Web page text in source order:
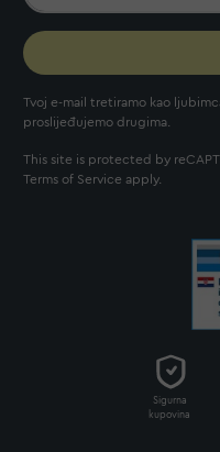
Tvoj e-mail tretiramo kao
proslijeđujemo drugima.
This site is protected by
Terms of Service apply.
Sigurna
kupovina